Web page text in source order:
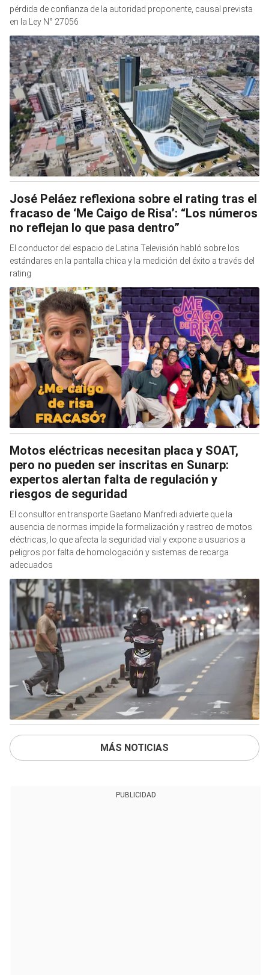
pérdida de confianza de la autoridad proponente, causal prevista
en la Ley N° 27056
José Peláez reflexiona sobre el rating tras el
fracaso de ‘Me Caigo de Risa’: “Los números
no reflejan lo que pasa dentro”
El conductor del espacio de Latina Televisión habló sobre los
estándares en la pantalla chica y la medición del éxito a través del
rating
Motos eléctricas necesitan placa y SOAT,
pero no pueden ser inscritas en Sunarp:
expertos alertan falta de regulación y
riesgos de seguridad
El consultor en transporte Gaetano Manfredi advierte que la
ausencia de normas impide la formalización y rastreo de motos
eléctricas, lo que afecta la seguridad vial y expone a usuarios a
peligros por falta de homologación y sistemas de recarga
adecuados
MÁS NOTICIAS
PUBLICIDAD